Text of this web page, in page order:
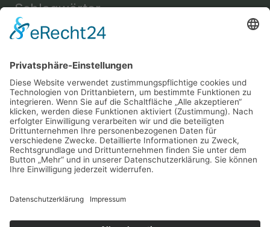
Schlagwörter
Enthaarung Fettverbrennung Fitness
Gemüse Gesundheit Haus Instrument Kräuter
Körperpflege Lesen Mental Musik Nachricht Nahrung
Nervensystem Nüsse Schlaf Schutz Snack Sport Sprache
Verständigung Wellness Yoga